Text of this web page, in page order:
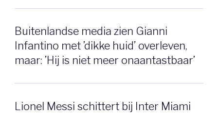
Buitenlandse media zien Gianni
Infantino met ’dikke huid’ overleven,
maar: ’Hij is niet meer onaantastbaar’
Lionel Messi schittert bij Inter Miami